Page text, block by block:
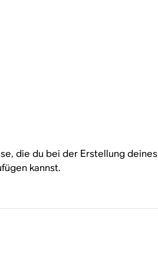
die du bei der Erstellung deines
kannst.